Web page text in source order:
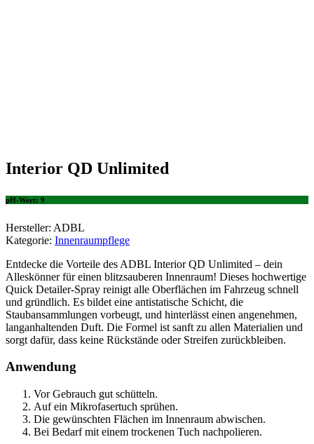
Interior QD Unlimited
pH-Wert: 9
Hersteller: ADBL
Kategorie: Innenraumpflege
Entdecke die Vorteile des ADBL Interior QD Unlimited – dein
Alleskönner für einen blitzsauberen Innenraum! Dieses hochwertige
Quick Detailer-Spray reinigt alle Oberflächen im Fahrzeug schnell
und gründlich. Es bildet eine antistatische Schicht, die
Staubansammlungen vorbeugt, und hinterlässt einen angenehmen,
langanhaltenden Duft. Die Formel ist sanft zu allen Materialien und
sorgt dafür, dass keine Rückstände oder Streifen zurückbleiben.
Anwendung
Vor Gebrauch gut schütteln.
Auf ein Mikrofasertuch sprühen.
Die gewünschten Flächen im Innenraum abwischen.
Bei Bedarf mit einem trockenen Tuch nachpolieren.